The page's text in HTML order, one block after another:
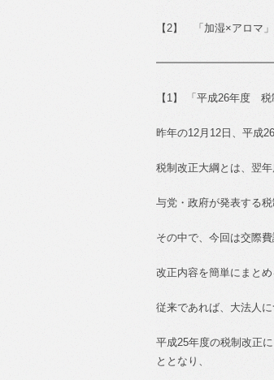
【2】 「加湿×アロマ
【 1】 「平成26年度 税
昨年の12月 12 日、平成26
税制改正大綱とは、翌
与党・政府が発表する
その中で、今回は交際
改正内容を簡単にまと
従来であれば、大法人に
平成25年度の税制改正
ととなり、